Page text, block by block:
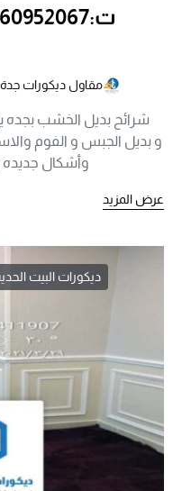
مقاول ديكورات جدة
شرائح بديل الخشب بجده
و بديل الجبس و الفوم
وأشكال جديده
عرض المزيد
ديكورات البيت